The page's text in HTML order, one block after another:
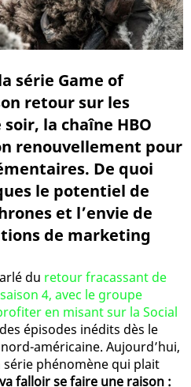
série Game of
retour sur les
la chaîne HBO
renouvellement pour
De quoi
le potentiel de
et l’envie de
de marketing
du retour fracassant de
4, avec le groupe
en misant sur la Social
épisodes inédits dès le
américaine. Aujourd’hui,
phénomène qui plait
falloir se faire une raison :